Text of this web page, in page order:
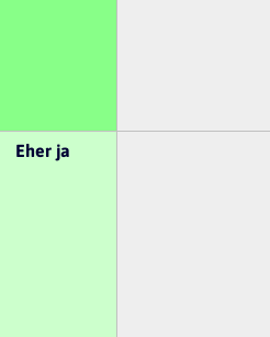
Eher ja